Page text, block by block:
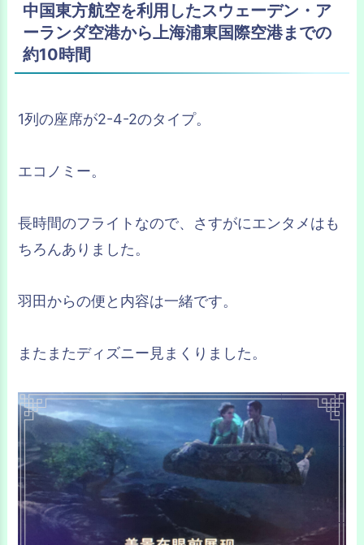
中国東方航空を利用したスウェーデン・ア
ーランダ空港から上海浦東国際空港までの
約10時間
1列の座席が2-4-2のタイプ。
エコノミー。
長時間のフライトなので、さすがにエンタメはも
ちろんありました。
羽田からの便と内容は一緒です。
またまたディズニー見まくりました。